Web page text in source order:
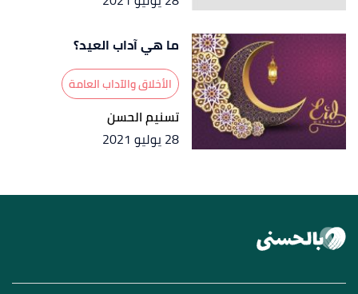
ما هي آداب العيد؟
الأخلاق والآداب العامة
تسنيم الحسن
28 يوليو 2021